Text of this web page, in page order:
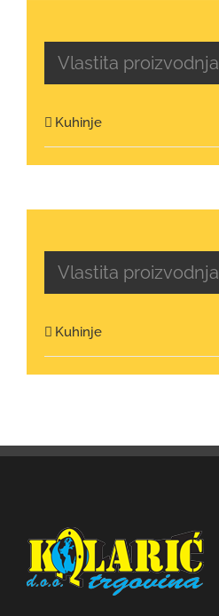
Vlastita proizvodnja
Kuhinje
Vlastita proizvodnja
Kuhinje